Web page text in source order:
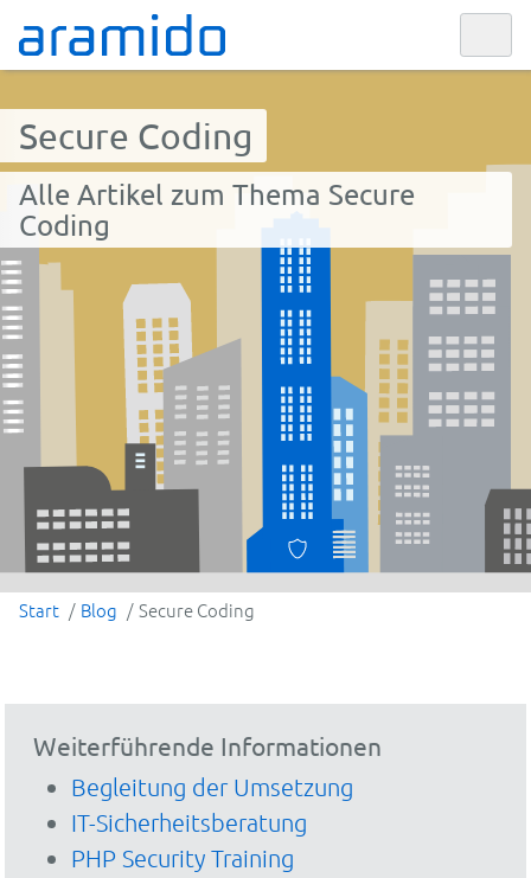
Secure Coding
Alle Artikel zum Thema Secure
Coding
Start Blog Secure Coding
Weiterführende Informationen
Begleitung der Umsetzung
IT-Sicherheitsberatung
PHP Security Training